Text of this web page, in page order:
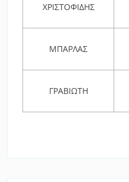
ΧΡΙΣΤΟΦΙΔΗΣ
ΜΠΑΡΛΑΣ
ΓΡΑΒΙΩΤΗ